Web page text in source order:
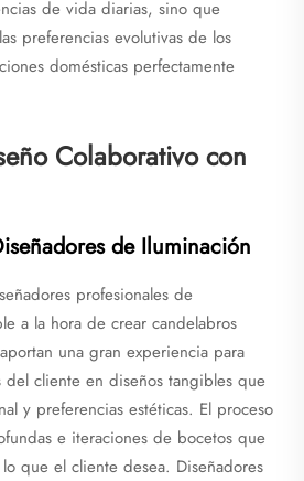
de vida diarias, sino que
preferencias evolutivas de los
domésticas perfectamente
Colaborativo con
de Iluminación
profesionales de
a la hora de crear candelabros
una gran experiencia para
del cliente en diseños tangibles que
y preferencias estéticas. El proceso
e iteraciones de bocetos que
que el cliente desea. Diseñadores